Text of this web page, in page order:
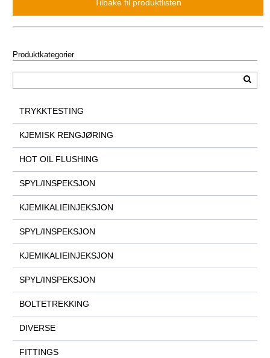
Produktkategorier
TRYKKTESTING
KJEMISK RENGJØRING
HOT OIL FLUSHING
SPYL/INSPEKSJON
KJEMIKALIEINJEKSJON
SPYL/INSPEKSJON
KJEMIKALIEINJEKSJON
SPYL/INSPEKSJON
BOLTETREKKING
DIVERSE
FITTINGS